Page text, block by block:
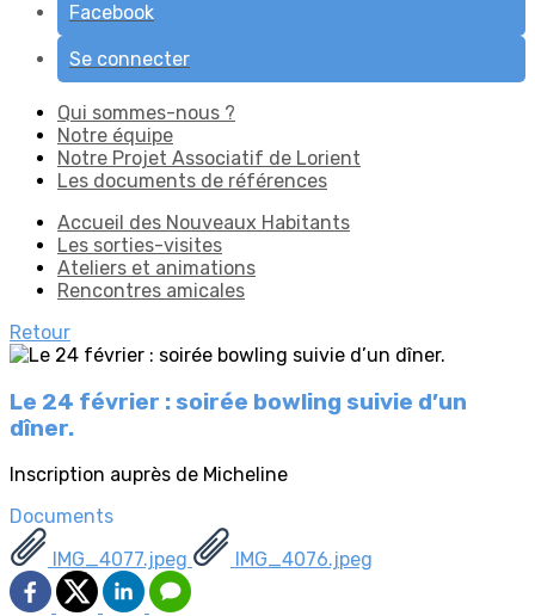
Facebook
Se connecter
Qui sommes-nous ?
Notre équipe
Notre Projet Associatif de Lorient
Les documents de références
Accueil des Nouveaux Habitants
Les sorties-visites
Ateliers et animations
Rencontres amicales
Retour
Le 24 février : soirée bowling suivie d’un
dîner.
Inscription auprès de Micheline
Documents
IMG_4077.jpeg
IMG_4076.jpeg